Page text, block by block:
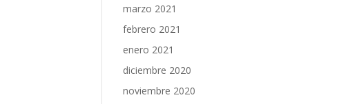
marzo 2021
febrero 2021
enero 2021
diciembre 2020
noviembre 2020